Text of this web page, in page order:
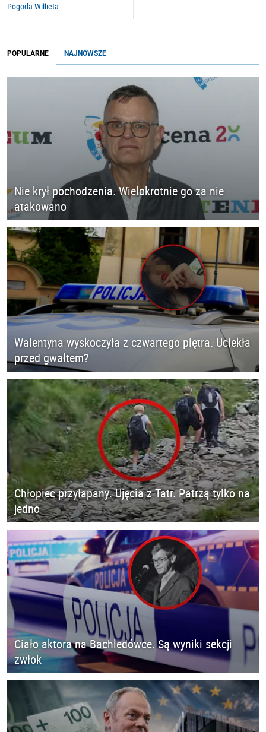
Pogoda Willieta
POPULARNE NAJNOWSZE
Nie krył pochodzenia. Wielokrotnie go za nie
atakowano
Walentyna wyskoczyła z czwartego piętra. Uciekła
przed gwałtem?
Chłopiec przyłapany. Ujęcia z Tatr. Patrzą tylko na
jedno
Ciało aktora na Bachledówce. Są wyniki sekcji
zwłok